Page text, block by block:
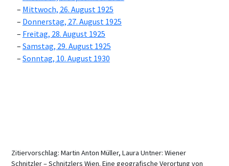
Mittwoch, 26. August 1925
Donnerstag, 27. August 1925
Freitag, 28. August 1925
Samstag, 29. August 1925
Sonntag, 10. August 1930
Zitiervorschlag: Martin Anton Müller, Laura Untner: Wiener
Schnitzler – Schnitzlers Wien. Eine geografische Verortung von